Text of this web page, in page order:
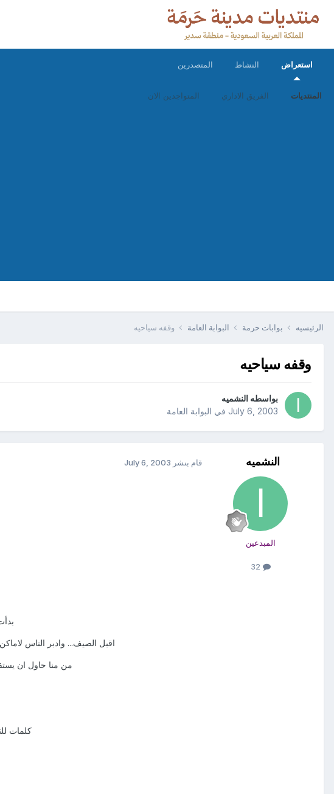
استعراض
المنتديات الفريق الاداري المتواجدين الان
النشاط المتصدرين
الرئيسيه بوابات حرمة البوابة العامة وقفه سياحيه
وقفه سياحيه
بواسطه النشميه
July 6, 2003 في البوابة العامة
النشميه
المبدعين
قام بنشر July 6, 2003
اقبل الصيف... وادبر الناس
من منا حاول ان
كلمات